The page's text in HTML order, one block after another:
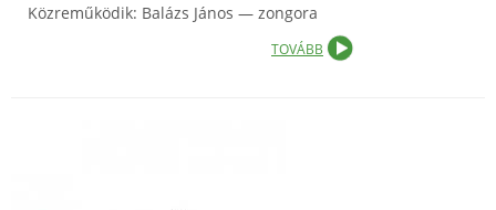
Közreműködik: Balázs János — zongora
TOVÁBB